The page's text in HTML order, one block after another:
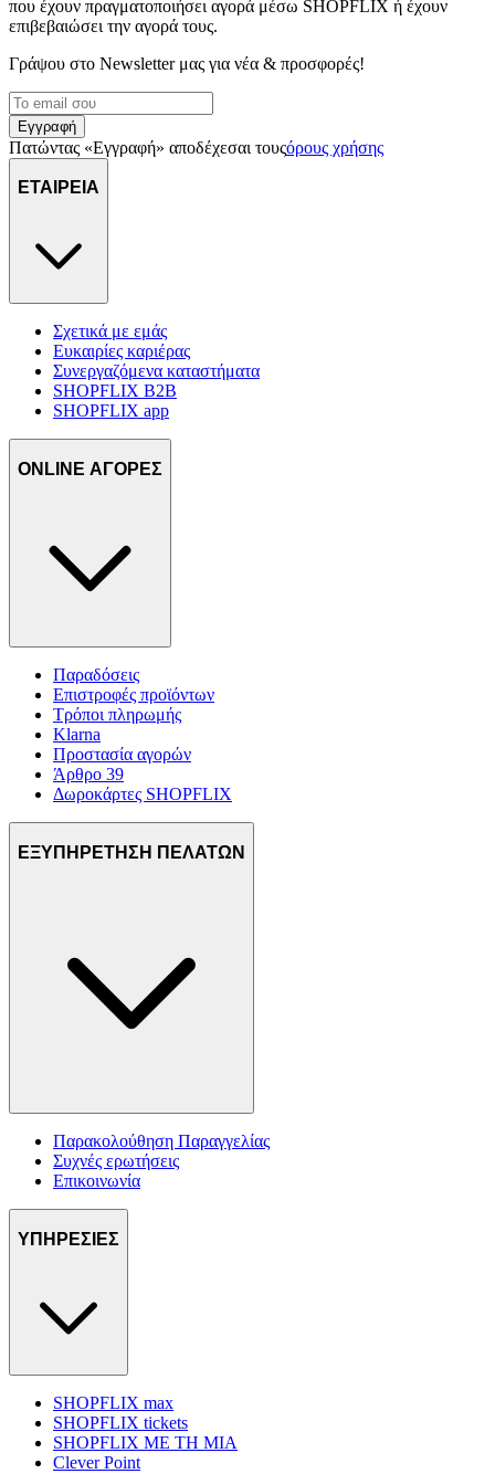
διαφημίσεις και περιεχόμενο, την καλύτερη εικόνα του κοινού
μας και την ανάπτυξη προϊόντων. Επίσης, κοινοποιούμε
πληροφορίες σχετικά με την από μέρους σας χρήση της
δικτύωσης, διαφημίσεων και ανάλυσης.
που έχουν πραγματοποιήσει αγορά μέσω SHOPFLIX ή έχουν
επιβεβαιώσει την αγορά τους.
Γράψου στο Νewsletter μας για νέα & προσφορές!
Εγγραφή
Πατώντας «Εγγραφή» αποδέχεσαι τουςόρους χρήσης
ΕΤΑΙΡΕΙΑ
Σχετικά με εμάς
Ευκαιρίες καριέρας
Συνεργαζόμενα καταστήματα
SHOPFLIX B2B
SHOPFLIX app
ONLINE ΑΓΟΡΕΣ
Παραδόσεις
Επιστροφές προϊόντων
Τρόποι πληρωμής
Klarna
Προστασία αγορών
Άρθρο 39
Δωροκάρτες SHOPFLIX
ΕΞΥΠΗΡΕΤΗΣΗ ΠΕΛΑΤΩΝ
Παρακολούθηση Παραγγελίας
Συχνές ερωτήσεις
Επικοινωνία
ΥΠΗΡΕΣΙΕΣ
SHOPFLIX max
SHOPFLIX tickets
SHOPFLIX ΜΕ ΤΗ ΜΙΑ
Clever Point